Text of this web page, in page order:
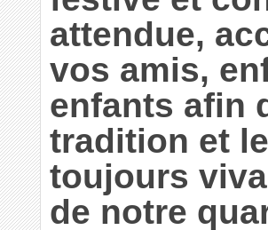
attendue,
vos amis,
enfants afin
tradition et
toujours
de notre